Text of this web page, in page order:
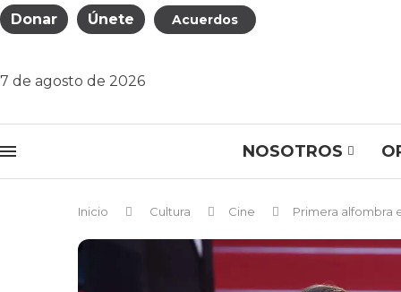
Donar Únete Acuerdos
7 de agosto de 2026
NOSOTROS
Inicio Cultura Cine Primera alfombra